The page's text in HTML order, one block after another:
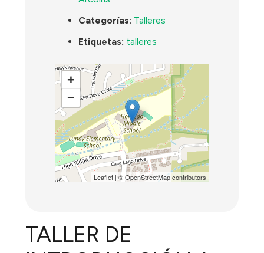
Categorías: Talleres
Etiquetas: talleres
+
−
Leaflet| ©OpenStreetMapcontributors
TALLER DE